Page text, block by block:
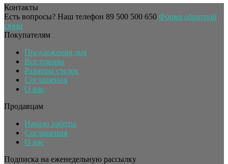
Контакты
Есть вопросы? Наш телефон 89 500 500 650 Форма обратной
связи
Покупателям
Предложения дня
Все товары
Размеры стелек
Соглашения
О нас
Продавцам
Начало работы
Соглашения
О нас
Подписка на еженедельную рассылку